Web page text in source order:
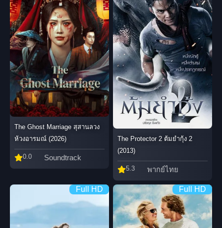
The Ghost Marriage สุสานลวง
ห้วงอารมณ์ (2026)
0.0 Soundtrack
The Protector 2 ต้มยำกุ้ง 2
(2013)
5.3 พากย์ไทย
Full HD Full HD